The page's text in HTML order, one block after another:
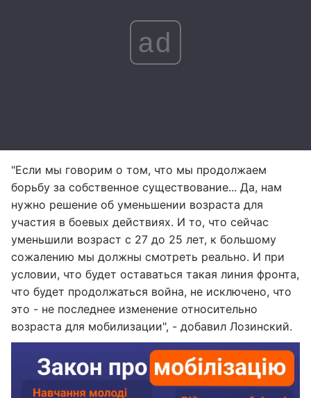
ad
"Если мы говорим о том, что мы продолжаем
борьбу за собственное существование... Да, нам
нужно решение об уменьшении возраста для
участия в боевых действиях. И то, что сейчас
уменьшили возраст с 27 до 25 лет, к большому
сожалению мы должны смотреть реально. И при
условии, что будет оставаться такая линия фронта,
что будет продолжаться война, не исключено, что
это - не последнее изменение относительно
возраста для мобилизации", - добавил Лозинский.